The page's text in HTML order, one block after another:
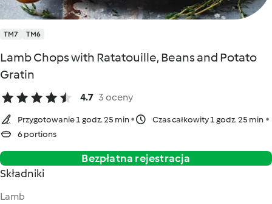
TM7 TM6
Lamb Chops with Ratatouille, Beans and Potato
Gratin
4.7 3 oceny
Przygotowanie 1 godz. 25 min
Czas całkowity 1 godz. 25 min
6 portions
Bezpłatna rejestracja
Składniki
Lamb